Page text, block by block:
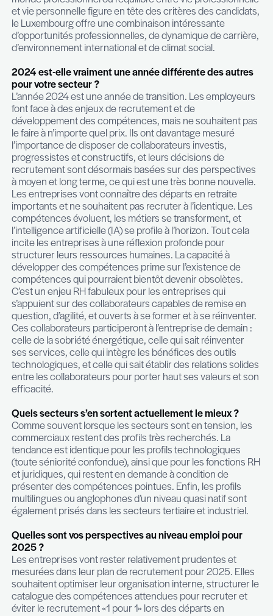
La réponse à cette question devient de plus en
au fil des ans. Nous rencontrons de plus en plus
difficultés pour attirer les candidats depuis
principalement en raison des problématiques
logement et à la flexibilité du travail. Les ratios
nombre de candidats contactés et le nombre de
recrutés sont vertigineux. Néanmoins, il faut
et admettre que le marché luxembourgeois reste
attractif par rapport à d’autres pays. En termes
de carrière, le Luxembourg fonctionne
le principe de la méritocratie, et les opportunités
progression existent et peuvent être bien plus
qu’ailleurs. Le pays sait se révéler être un
de carrière, où l’on accorde peu d’importance à
des écoles et aux origines sociales. Faites vos
vous pourrez progresser ! Bien entendu, nous
de multinationales ou de sièges sociaux que les
capitales européennes, mais faire un bout de
professionnel au Luxembourg est souvent
matière de diversité au travail, quel autre pays
targuer d’une telle concentration de citoyens du
proposer des études dans plusieurs
linguistiques et de faire cohabiter de manière
écosystème? Tout n’est pas parfait, mais la
culturelle sur le marché du travail au
quasi unique.
communication extérieure et développer son
en Europe. Les jeunes adultes en couple ou en
généralement très séduits par le pays, mais peu
comme une réelle destination professionnelle.
gagnerait à afficher ses réussites de manière
objective ; le pays reste parfois trop discret. Il
intéressant de travailler sur l’attractivité du pays
ainsi que sur une offre accessible en matière de
Cet aspect devient un enjeu majeur pour
jeunes générations de venir s’installer au
Proposer des logements de petite surface à des
attractifs est impératif, sauf si la stratégie est de